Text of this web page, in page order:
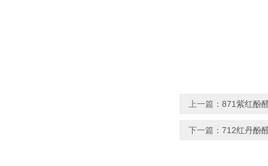
上一篇： 871紫红酚
下一篇： 712红丹酚